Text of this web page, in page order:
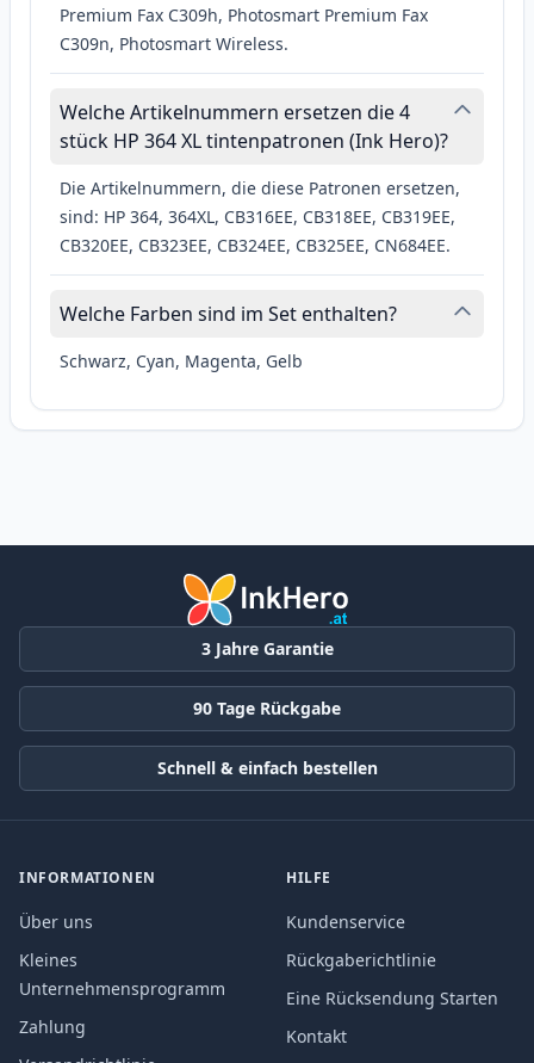
Premium Fax C309h, Photosmart Premium Fax
C309n, Photosmart Wireless.
Welche Artikelnummern ersetzen die 4
stück HP 364 XL tintenpatronen (Ink Hero)?
Die Artikelnummern, die diese Patronen ersetzen,
sind: HP 364, 364XL, CB316EE, CB318EE, CB319EE,
CB320EE, CB323EE, CB324EE, CB325EE, CN684EE.
Welche Farben sind im Set enthalten?
Schwarz, Cyan, Magenta, Gelb
3 Jahre Garantie
90 Tage Rückgabe
Schnell & einfach bestellen
INFORMATIONEN
Über uns
Kleines
Unternehmensprogramm
Zahlung
HILFE
Kundenservice
Rückgaberichtlinie
Eine Rücksendung Starten
Kontakt